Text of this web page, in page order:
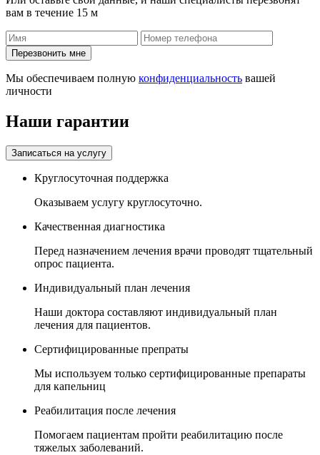
вам в течение 15 м
Перезвонить мне
Мы обеспечиваем полную конфиденциальность вашей
личности
Наши гарантии
Записаться на услугу
Круглосуточная поддержка
Оказываем услугу круглосуточно.
Качественная диагностика
Перед назначением лечения врачи проводят тщательный
опрос пациента.
Индивидуальный план лечения
Наши доктора составляют индивидуальный план
лечения для пациентов.
Сертифицированные препраты
Мы используем только сертифицированные препараты
для капельниц
Реабилитация после лечения
Помогаем пациентам пройти реабилитацию после
тяжелых заболеваний.